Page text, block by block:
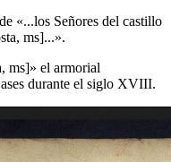
«...los Señores del castillo
ms]...».
ms]» el armorial
durante el siglo XVIII.